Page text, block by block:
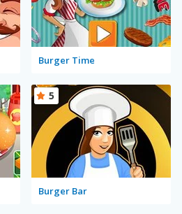
Burger Time
Burger Bar
5